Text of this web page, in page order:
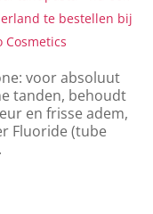
voor absoluut
tanden, behoudt
en frisse adem,
Fluoride (tube